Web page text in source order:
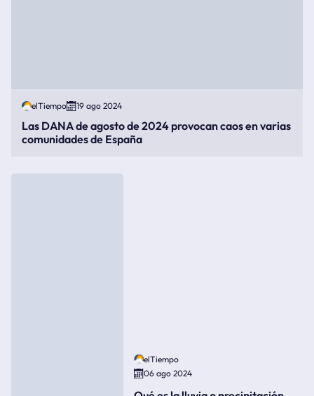
elTiempo 19 ago 2024
Las DANA de agosto de 2024 provocan caos en varias
comunidades de España
elTiempo
06 ago 2024